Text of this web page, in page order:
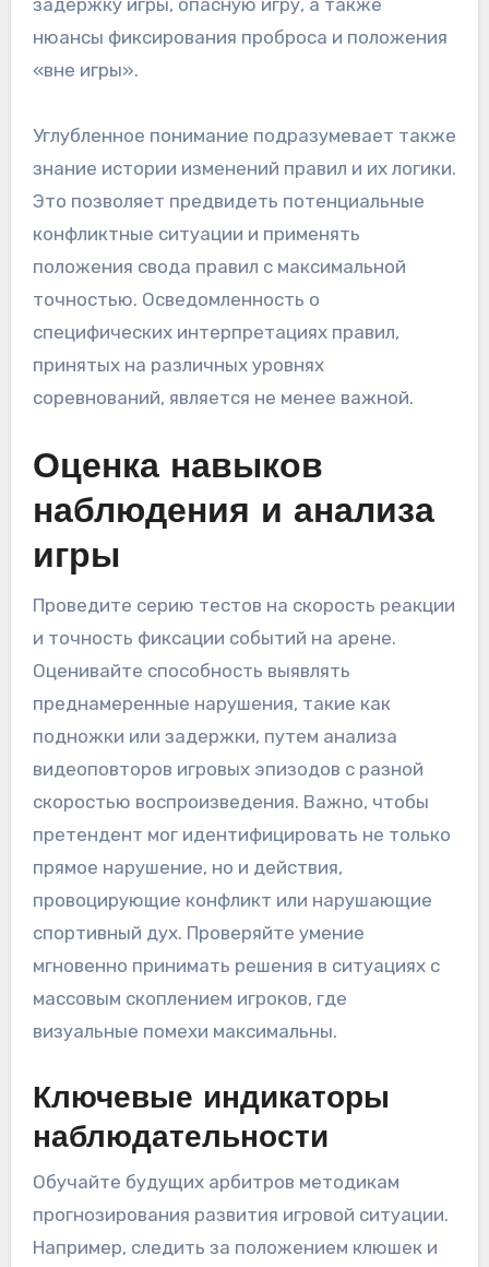
задержку игры, опасную игру, а также
нюансы фиксирования проброса и положения
«вне игры».
Углубленное понимание подразумевает также
знание истории изменений правил и их логики.
Это позволяет предвидеть потенциальные
конфликтные ситуации и применять
положения свода правил с максимальной
точностью. Осведомленность о
специфических интерпретациях правил,
принятых на различных уровнях
соревнований, является не менее важной.
Оценка навыков
наблюдения и анализа
игры
Проведите серию тестов на скорость реакции
и точность фиксации событий на арене.
Оценивайте способность выявлять
преднамеренные нарушения, такие как
подножки или задержки, путем анализа
видеоповторов игровых эпизодов с разной
скоростью воспроизведения. Важно, чтобы
претендент мог идентифицировать не только
прямое нарушение, но и действия,
провоцирующие конфликт или нарушающие
спортивный дух. Проверяйте умение
мгновенно принимать решения в ситуациях с
массовым скоплением игроков, где
визуальные помехи максимальны.
Ключевые индикаторы
наблюдательности
Обучайте будущих арбитров методикам
прогнозирования развития игровой ситуации.
Например, следить за положением клюшек и